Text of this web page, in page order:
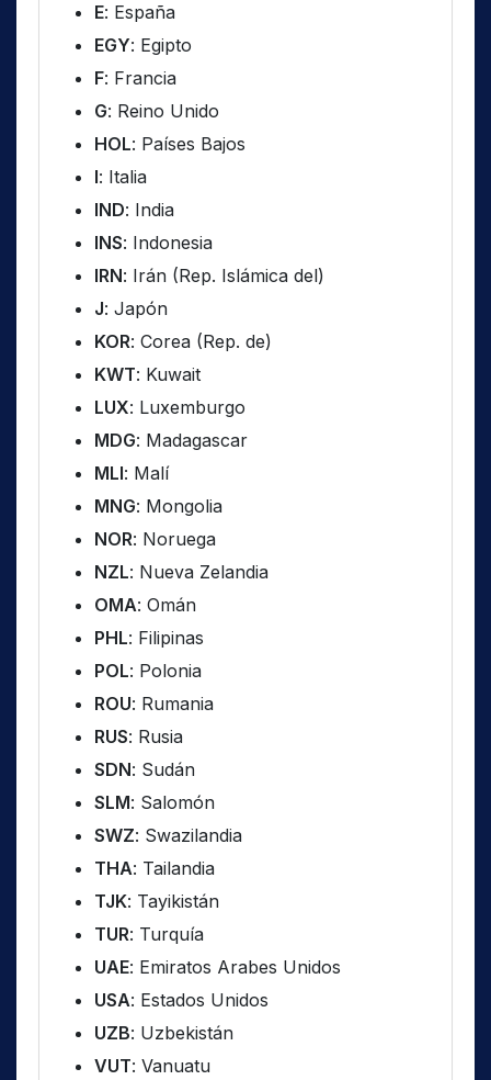
E: España
EGY: Egipto
F: Francia
G: Reino Unido
HOL: Países Bajos
I: Italia
IND: India
INS: Indonesia
IRN: Irán (Rep. Islámica del)
J: Japón
KOR: Corea (Rep. de)
KWT: Kuwait
LUX: Luxemburgo
MDG: Madagascar
MLI: Malí
MNG: Mongolia
NOR: Noruega
NZL: Nueva Zelandia
OMA: Omán
PHL: Filipinas
POL: Polonia
ROU: Rumania
RUS: Rusia
SDN: Sudán
SLM: Salomón
SWZ: Swazilandia
THA: Tailandia
TJK: Tayikistán
TUR: Turquía
UAE: Emiratos Arabes Unidos
USA: Estados Unidos
UZB: Uzbekistán
VUT: Vanuatu